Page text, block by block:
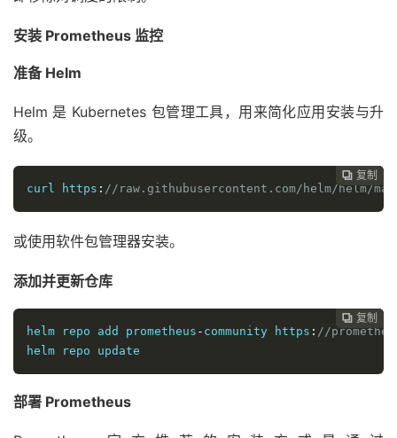
安装 Prometheus 监控
准备 Helm
Helm 是 Kubernetes 包管理工具，用来简化应用安装与升
级。
 复制
 复制
 复制
 复制
 复制
 复制
 复制
 复制
 复制
 复制
curl https : //raw.githubusercontent.com/helm/helm/
或使用软件包管理器安装。
添加并更新仓库
 复制
 复制
 复制
 复制
 复制
 复制
 复制
 复制
 复制
helm repo add prometheus - community https : //
helm repo update
部署 Prometheus